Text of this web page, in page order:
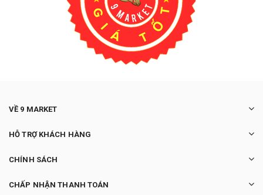
VỀ 9 MARKET
HỖ TRỢ KHÁCH HÀNG
CHÍNH SÁCH
CHẤP NHẬN THANH TOÁN